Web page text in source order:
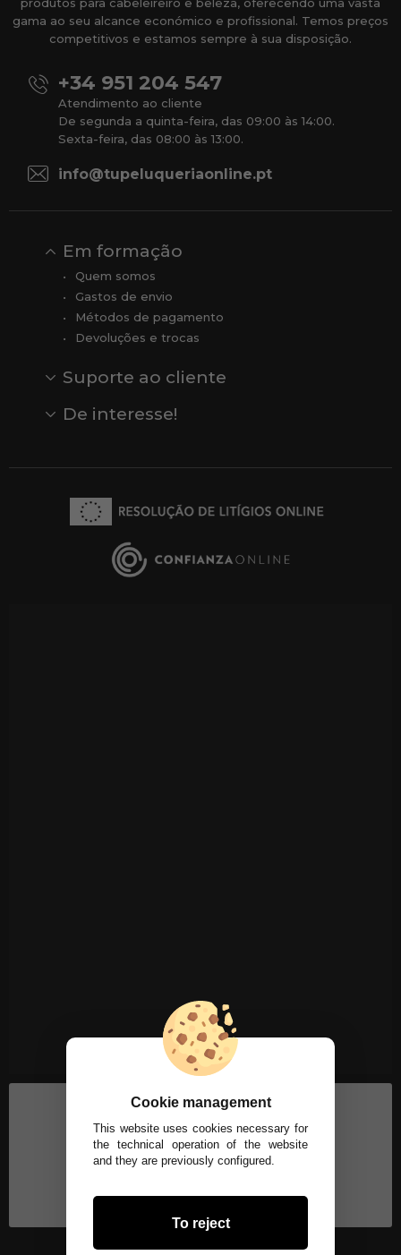
gama ao seu alcance económico e profissional. Temos preços
competitivos e estamos sempre à sua disposição.
+34 951 204 547
Atendimento ao cliente
De segunda a quinta-feira, das 09:00 às 14:00.
Sexta-feira, das 08:00 às 13:00.
info@tupeluqueriaonline.pt
Em formação
Quem somos
Gastos de envio
Métodos de pagamento
Devoluções e trocas
Suporte ao cliente
Comentários
Comentários do Google
De interesse!
Cookie management
This website uses cookies necessary for
the technical operation of the website
and they are previously configured.
To reject